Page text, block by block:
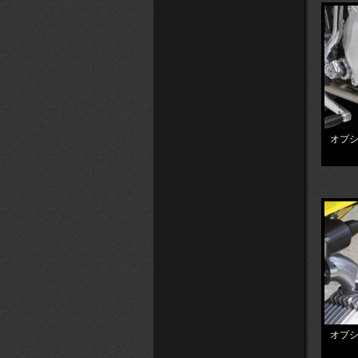
オプ
オプ